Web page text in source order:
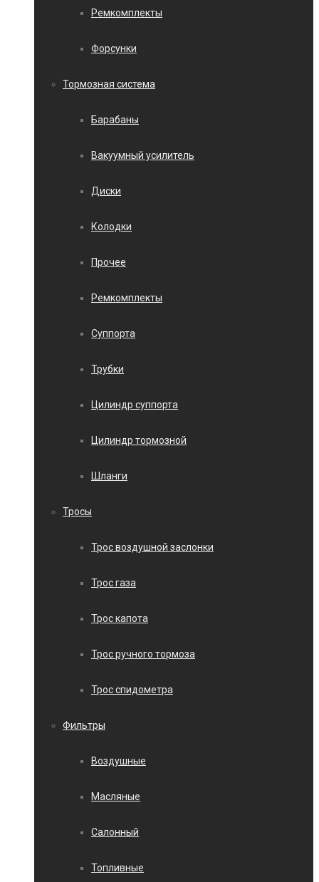
Ремкомплекты
Форсунки
Тормозная система
Барабаны
Вакуумный усилитель
Диски
Колодки
Прочее
Ремкомплекты
Суппорта
Трубки
Цилиндр суппорта
Цилиндр тормозной
Шланги
Тросы
Трос воздушной заслонки
Трос газа
Трос капота
Трос ручного тормоза
Трос спидометра
Фильтры
Воздушные
Масляные
Салонный
Топливные